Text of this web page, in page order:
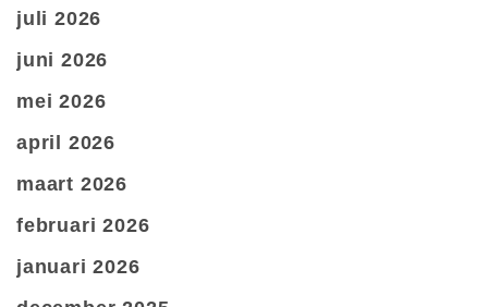
juli 2026
juni 2026
mei 2026
april 2026
maart 2026
februari 2026
januari 2026